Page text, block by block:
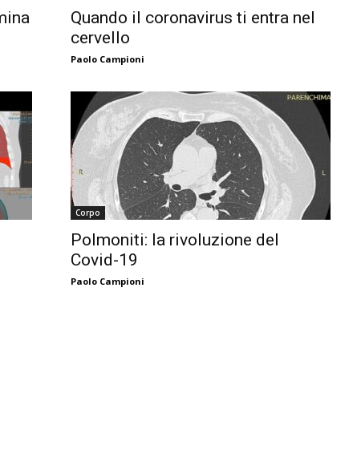
Quando il coronavirus ti entra nel
cervello
Paolo Campioni
Corpo
Polmoniti: la rivoluzione del
Covid-19
Paolo Campioni